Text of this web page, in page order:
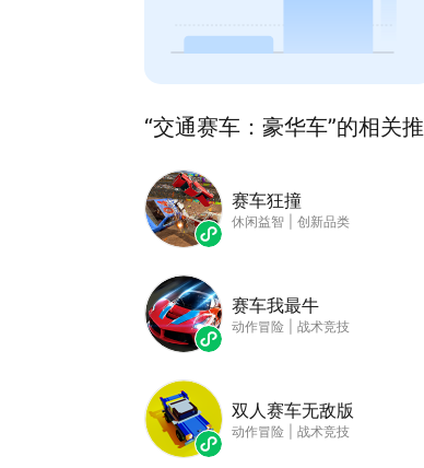
“交通赛车：豪华车”的相关
赛车狂撞
休闲益智 创新品类
赛车我最牛
动作冒险 战术竞技
双人赛车无敌版
动作冒险 战术竞技